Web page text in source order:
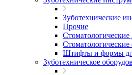
Зуботехнические
Прочие
Штифты и формы
Зуботехническое